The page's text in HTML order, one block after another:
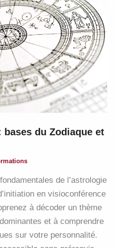
du Zodiaque et
de l’astrologie
en visioconférence
à décoder un thème
et à comprendre
sur votre personnalité.